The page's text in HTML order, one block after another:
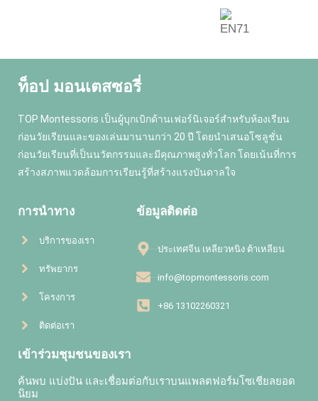
ท็อป มอนเตสซอรี่
TOP Montessoris เป็นผู้บุกเบิกด้านเฟอร์นิเจอร์สำหรับห้องเรียน
ก่อนวัยเรียนและของเล่นมานานกว่า 20 ปี โดยนำเสนอโซลูชั่น
ก่อนวัยเรียนที่เป็นนวัตกรรมและมีคุณภาพสูงทั่วโลก โดยเน้นที่การ
สร้างสภาพแวดล้อมการเรียนรู้ที่สร้างแรงบันดาลใจ
การนำทาง
บริการของเรา
ทรัพยากร
โครงการ
ติดต่อเรา
ข้อมูลติดต่อ
ประเทศจีน เหลียวหนิง ต้าเหลียน
info@topmontessoris.com
+86 13102260321
เข้าร่วมชุมชนของเรา
ค้นพบ แบ่งปัน และเชื่อมต่อกับเราบนแพลตฟอร์มโซเชียลยอด
นิยม